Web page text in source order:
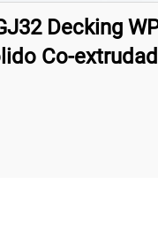
Decking
Co-